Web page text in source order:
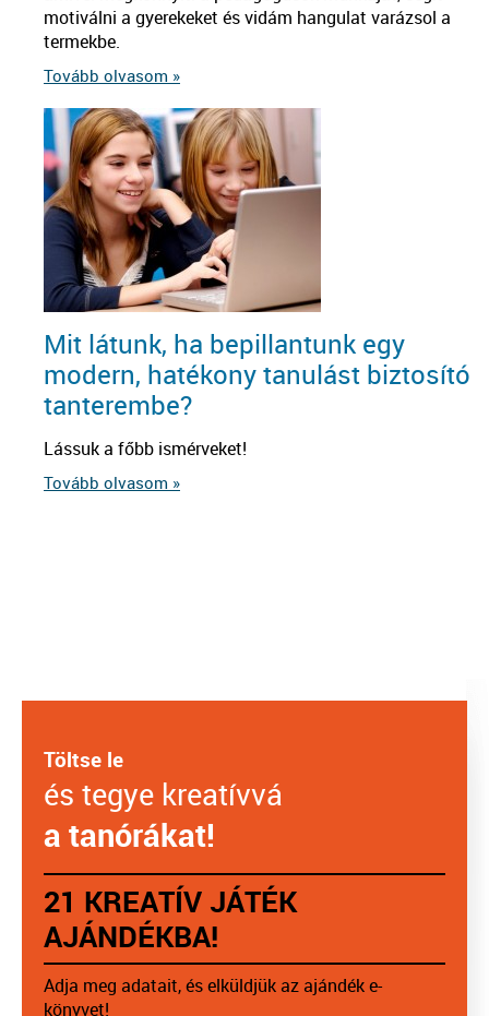
motiválni a gyerekeket és vidám hangulat varázsol a
termekbe.
Tovább olvasom »
Mit látunk, ha bepillantunk egy
modern, hatékony tanulást biztosító
tanterembe?
Lássuk a főbb ismérveket!
Tovább olvasom »
Töltse le
és tegye kreatívvá
a tanórákat!
21 KREATÍV JÁTÉK
AJÁNDÉKBA!
Adja meg adatait, és elküldjük az ajándék e-
könyvet!